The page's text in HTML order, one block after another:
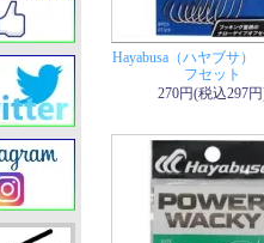
Hayabusa（ハヤブサ
フセット
270円(税込297